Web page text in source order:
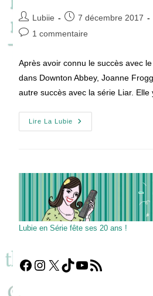
Auteur/autrice
de
Lubiie
Publication
publiée :
7 décembre 2017
Commentaires
publication :
1 commentaire
Après avoir connu le succès avec
dans Downton Abbey, Joanne
autre succès avec la série Liar.
Lire La Lubie
Joanne
Froggatt
Sur
La
Série
LIAR
!
Lubie en Série fête ses 20 ans !
Facebook
Instagram
X TikTokYouTube
Flux RSS